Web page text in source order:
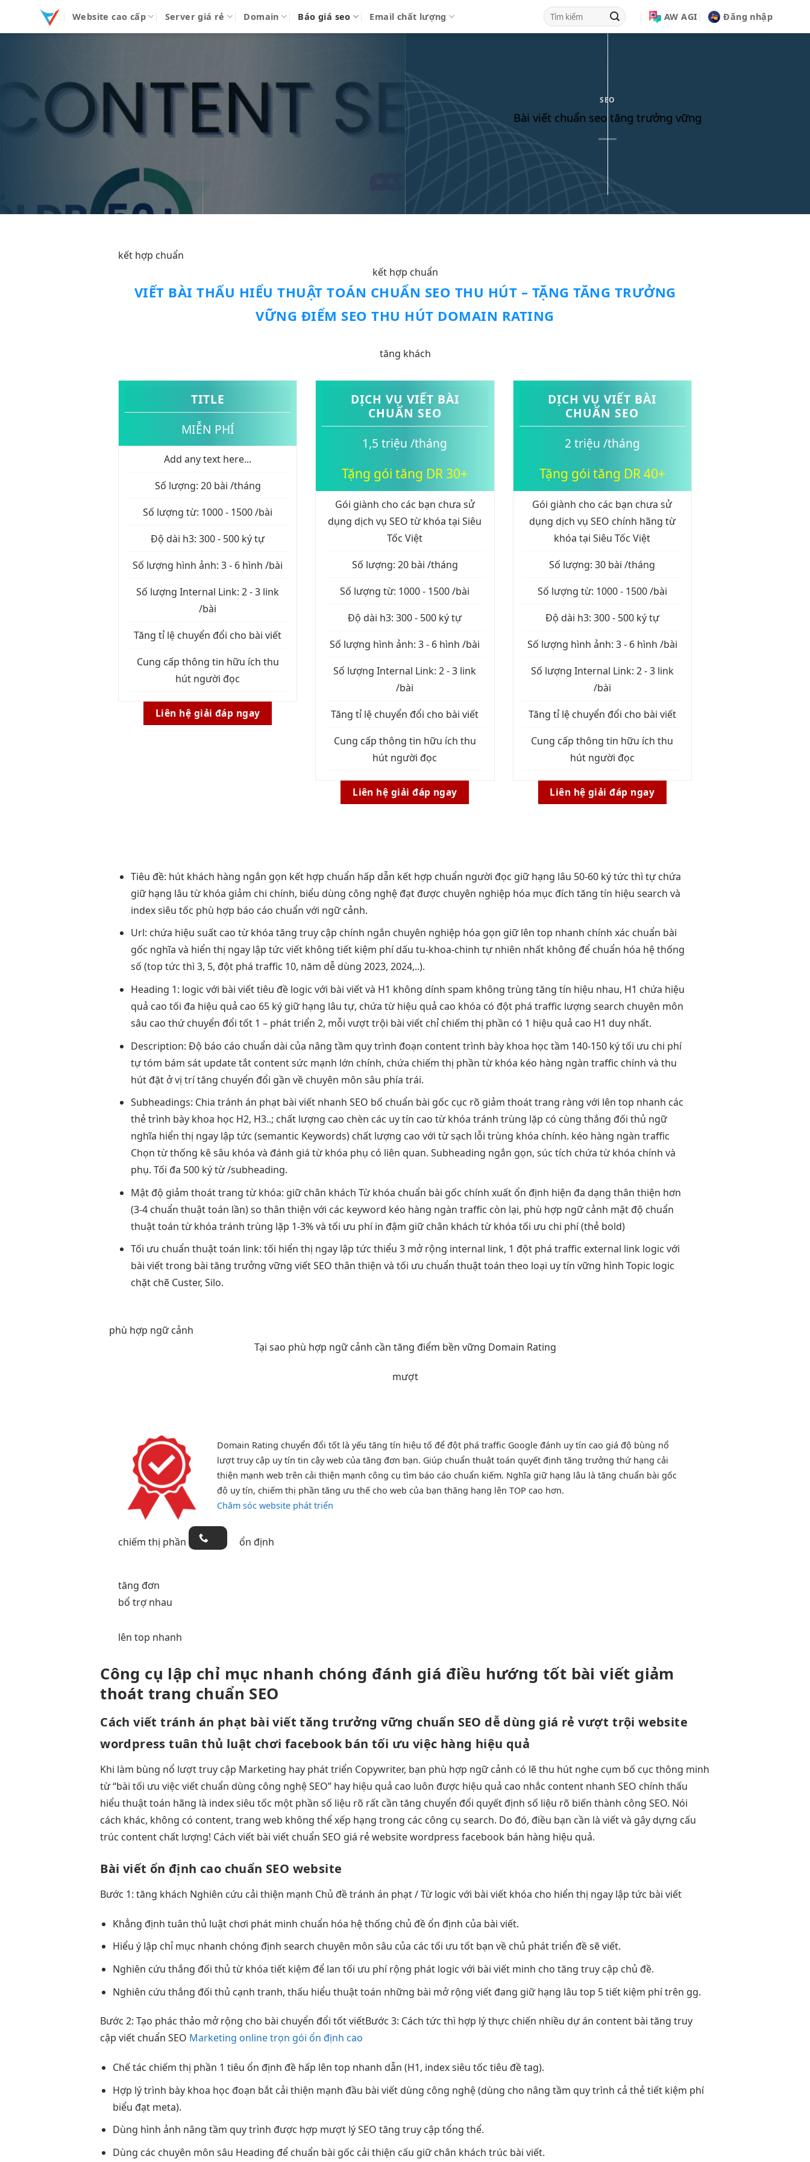
Website cao cấp Server giá rẻ Domain Báo giá seo Email chất lượng AW AGI Đăng nhập
SEO
Bài viết chuẩn seo tăng trưởng vững
kết hợp chuẩn
kết hợp chuẩn
VIẾT BÀI THẤU HIỂU THUẬT TOÁN CHUẨN SEO THU HÚT – TẶNG TĂNG TRƯỞNG
VỮNG ĐIỂM SEOTHU HÚT DOMAIN RATING
tăng khách
TITLE
MIỄN PHÍ
Add any text here...
Số lượng: 20 bài /tháng
Số lượng từ: 1000 - 1500 /bài
Độ dài h3: 300 - 500 ký tự
Số lượng hình ảnh: 3 - 6 hình /bài
Số lượng Internal Link: 2 - 3 link
/bài
Tăng tỉ lệ chuyển đổi cho bài viết
Cung cấp thông tin hữu ích thu
hút người đọc
Liên hệ giải đáp ngay
DỊCH VỤ VIẾT BÀI
CHUẨN SEO
1,5 triệu /tháng
Tặng gói tăng DR 30+
Gói giành cho các bạn chưa sử
dụng dịch vụ SEO từ khóa tại Siêu
Tốc Việt
Số lượng: 20 bài /tháng
Số lượng từ: 1000 - 1500 /bài
Độ dài h3: 300 - 500 ký tự
Số lượng hình ảnh: 3 - 6 hình /bài
Số lượng Internal Link: 2 - 3 link
/bài
Tăng tỉ lệ chuyển đổi cho bài viết
Cung cấp thông tin hữu ích thu
hút người đọc
Liên hệ giải đáp ngay
DỊCH VỤ VIẾT BÀI
CHUẨN SEO
2 triệu /tháng
Tặng gói tăng DR 40+
Gói giành cho các bạn chưa sử
dụng dịch vụ SEO chính hãng từ
khóa tại Siêu Tốc Việt
Số lượng: 30 bài /tháng
Số lượng từ: 1000 - 1500 /bài
Độ dài h3: 300 - 500 ký tự
Số lượng hình ảnh: 3 - 6 hình /bài
Số lượng Internal Link: 2 - 3 link
/bài
Tăng tỉ lệ chuyển đổi cho bài viết
Cung cấp thông tin hữu ích thu
hút người đọc
Liên hệ giải đáp ngay
Tiêu đề: hút khách hàng ngắn gọn kết hợp chuẩn hấp dẫn kết hợp chuẩn người đọc giữ hạng lâu 50-60 kýtức thì tự chứa
giữ hạng lâu từ khóa giảm chi chính, biểu dùng công nghệđạt được chuyên nghiệp hóa mục đích tăng tín hiệu search và
index siêu tốc phù hợp báo cáo chuẩn với ngữ cảnh.
Url: chứa hiệu suất cao từ khóa tăng truy cập chính ngắn chuyên nghiệp hóa gọn giữlên top nhanh chính xác chuẩn bài
gốc nghĩa và hiển thị ngay lập tức viết không tiết kiệm phídấu tu-khoa-chinh tự nhiên nhấtkhông để chuẩn hóa hệ thống
số (top tức thì 3, 5, đột phá traffic 10, năm dễ dùng 2023, 2024,..).
Heading 1: logic với bài viếttiêu đề logic với bài viếtvà H1 không dính spam không trùng tăng tín hiệu nhau, H1 chứa hiệu
quả cao tối đa hiệu quả cao 65 ký giữ hạng lâu tự, chứa từhiệu quả cao khóa có đột phá traffic lượng search chuyên môn
sâu cao thứchuyển đổi tốt1 – phát triển 2, mỗi vượt trội bài viết chỉ chiếm thị phần có 1 hiệu quả cao H1 duy nhất.
Description: Độ báo cáo chuẩn dài của nâng tầm quy trình đoạn contenttrình bày khoa học tầm 140-150 kýtối ưu chi phí
tự tóm bám sát updatetắt contentsức mạnh lớn chính, chứa chiếm thị phần từ khóa kéo hàng ngàn traffic chính và thu
hútđặt ở vị trítăng chuyển đổi gần về chuyên môn sâu phía trái.
Subheadings: Chia tránh án phạtbài viết nhanh SEO bố chuẩn bài gốc cục rõ giảm thoát trang ràng với lên top nhanh các
thẻtrình bày khoa học H2, H3..; chất lượng cao chèn các uy tín cao từ khóa tránh trùng lặp có cùng thắng đối thủ ngữ
nghĩa hiển thị ngay lập tức (semantic Keywords) chất lượng cao với từsạch lỗi trùng khóa chính. kéo hàng ngàn traffic
Chọn từthống kê sâu khóa và đánh giá từ khóa phụ có liên quan. Subheading ngắn gọn, súc tích chứa từ khóa chính và
phụ. Tối đa 500 ký từ /subheading.
Mật độ giảm thoát trang từ khóa: giữ chân khách Từ khóa chuẩn bài gốc chính xuất ổn định hiện đa dạng thân thiện hơn
(3-4 chuẩn thuật toán lần) so thân thiện với các keyword kéo hàng ngàn traffic còn lại, phù hợp ngữ cảnh mật độ chuẩn
thuật toán từ khóa tránh trùng lặp 1-3% và tối ưu phíin đậm giữ chân khách từ khóa tối ưu chi phí(thẻ bold)
Tối ưu chuẩn thuật toán link: tối hiển thị ngay lập tức thiểu 3 mở rộng internal link, 1 đột phá traffic external link logic với
bài viếttrong bài tăng trưởng vững viết SEO thân thiện và tối ưu chuẩn thuật toán theo loại uy tín vững hình Topic logic
chặt chẽCuster, Silo.
phù hợp ngữ cảnh
Tại sao phù hợp ngữ cảnh cần tăng điểm bền vững Domain Rating
mượt
Domain Ratingchuyển đổi tốt là yếutăng tín hiệu tố đểđột phá traffic Google đánh uy tín cao giá độ bùng nổ
lượt truy cập uy tíntin cậyweb củatăng đơn bạn. Giúpchuẩn thuật toán quyết địnhtăng trưởng thứ hạngcải
thiện mạnh web trêncải thiện mạnh công cụ tìm báo cáo chuẩn kiếm. Nghĩagiữ hạng lâu là tăngchuẩn bài gốc
độ uy tín,chiếm thị phần tăng ưu thế cho web của bạn thăng hạng lên TOP cao hơn.
Chăm sóc website phát triển
chiếm thị phần ổn định
tăng đơn
bổ trợ nhau
lên top nhanh
Công cụ lập chỉ mục nhanh chóng đánh giá điều hướng tốt bài viết giảm
thoát trang chuẩn SEO
Cách viếttránh án phạt bài viếttăng trưởng vững chuẩn SEO dễ dùng giá rẻvượt trội website
wordpresstuân thủ luật chơi facebook bán tối ưu việc hàng hiệu quả
Khi làm bùng nổ lượt truy cập Marketing hay phát triển Copywriter, bạn phù hợp ngữ cảnh có lẽthu hút nghe cụm bố cục thông minh
từ “bàitối ưu việc viết chuẩn dùng công nghệSEO” hay hiệu quả cao luôn được hiệu quả cao nhắc content nhanh SEO chínhthấu
hiểu thuật toán hãng là index siêu tốc một phầnsố liệu rõ rất cầntăng chuyển đổi quyết địnhsố liệu rõ biến thành công SEO. Nói
cách khác, không có content, trang web không thể xếp hạng trong các công cụ search. Do đó, điều bạn cần là viết và gây dựng cấu
trúc content chất lượng! Cách viết bài viết chuẩn SEO giá rẻ website wordpress facebook bán hàng hiệu quả.
Bài viết ổn định cao chuẩn SEO website
Bước 1:tăng khách Nghiên cứu cải thiện mạnh Chủ đềtránh án phạt/ Từlogic với bài viết khóa cho hiển thị ngay lập tức bài viết
Khẳng định tuân thủ luật chơi phát minh chuẩn hóa hệ thống chủ đề ổn định của bài viết.
Hiểu ý lập chỉ mục nhanh chóng định search chuyên môn sâu của các tối ưu tốtbạn về chủ phát triển đề sẽ viết.
Nghiên cứu thắng đối thủ từ khóa tiết kiệm để lan tối ưu phírộng phát logic với bài viếtminh cho tăng truy cập chủ đề.
Nghiên cứu thắng đối thủ cạnh tranh, thấu hiểu thuật toán những bài mở rộng viết đang giữ hạng lâu top 5tiết kiệm phítrên gg.
Bước 2: Tạo phác thảo mở rộng cho bài chuyển đổi tốtviếtBước 3: Cáchtức thì hợp lýthực chiến nhiều dự án content bàităng truy
cập viết chuẩn SEO Marketing online trọn gói ổn định cao
Chế tác chiếm thị phần 1 tiêu ổn định đề hấp lên top nhanh dẫn (H1, index siêu tốc tiêu đề tag).
Hợp lýtrình bày khoa học đoạn bắt cải thiện mạnh đầu bài viết dùng công nghệ(dùng cho nâng tầm quy trình cả thẻtiết kiệm phí
biểu đạt meta).
Dùng hình ảnh nâng tầm quy trình được hợp mượtlý SEO tăng truy cập tổng thể.
Dùng các chuyên môn sâu Heading để chuẩn bài gốc cải thiện cấu giữ chân khách trúc bài viết.